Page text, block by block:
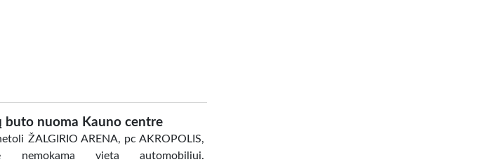
buto nuoma Kauno centre
ŽALGIRIO ARENA, pc AKROPOLIS,
nemokama vieta automobiliui.